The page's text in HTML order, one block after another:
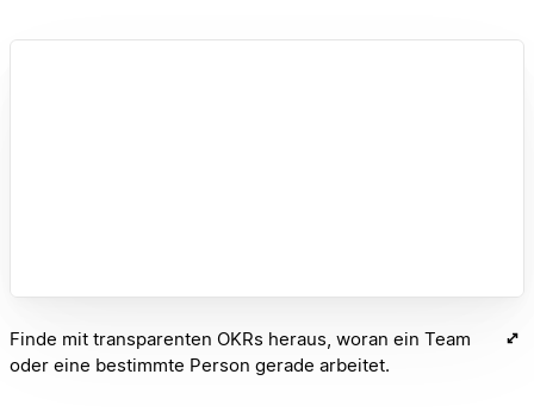
Finde mit transparenten OKRs heraus, woran ein Team
oder eine bestimmte Person gerade arbeitet.